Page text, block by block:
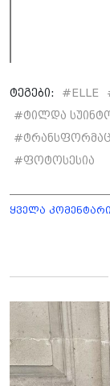
ტეგები: #ELLE
#ტილდა
#
#ფოტოსესია
ყველა კომენტარი